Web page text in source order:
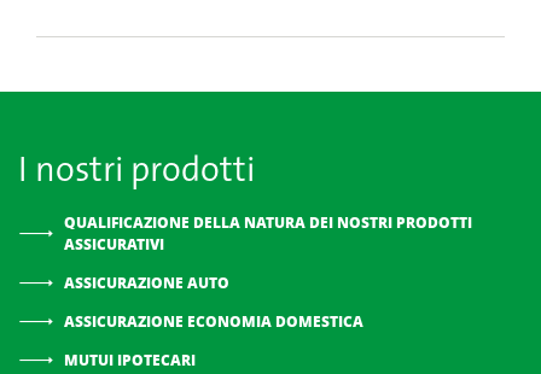
I nostri prodotti
QUALIFICAZIONE DELLA NATURA DEI NOSTRI PRODOTTI
ASSICURATIVI
ASSICURAZIONE AUTO
ASSICURAZIONE ECONOMIA DOMESTICA
MUTUI IPOTECARI